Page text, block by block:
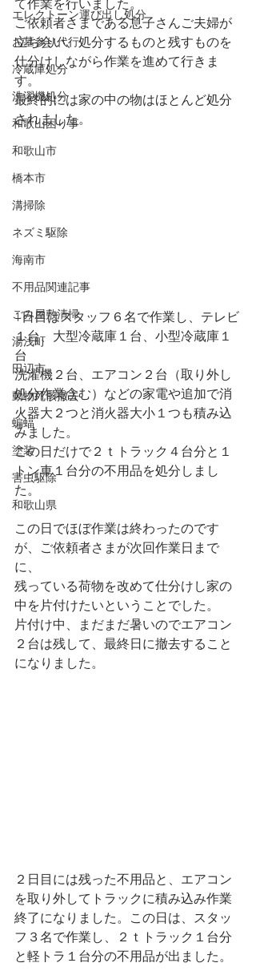
エレクトーン運び出し処分
お墓参り代行
冷蔵庫処分
洗濯機処分
和歌山困り事
和歌山市
橋本市
溝掃除
ネズミ駆除
海南市
不用品関連記事
ごみ屋敷清掃
湯浅町
田辺市
動物死骸撤去
蝙蝠
塗装
害虫駆除
和歌山県
て作業を行いました。
ご依頼者さまである息子さんご夫婦が
立ち会い、処分するものと残すものを
仕分けしながら作業を進めて行きま
す。
最終的には家の中の物はほとんど処分
されました。
1日目はスタッフ６名で作業し、テレビ
１台、大型冷蔵庫１台、小型冷蔵庫１
台
洗濯機２台、エアコン２台（取り外し
処分作業含む）などの家電や追加で消
火器大２つと消火器大小１つも積み込
みました。
この日だけで２ｔトラック４台分と１
トン車１台分の不用品を処分しまし
た。
この日でほぼ作業は終わったのです
が、ご依頼者さまが次回作業日まで
に、
残っている荷物を改めて仕分けし家の
中を片付けたいということでした。
片付け中、まだまだ暑いのでエアコン
２台は残して、最終日に撤去すること
になりました。
２日目には残った不用品と、エアコン
を取り外してトラックに積み込み作業
終了になりました。この日は、スタッ
フ３名で作業し、２ｔトラック１台分
と軽トラ１台分の不用品が出ました。